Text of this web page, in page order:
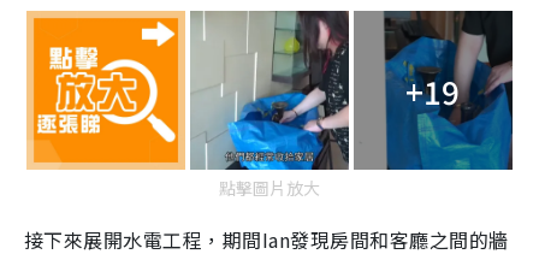
+19
點擊圖片放大
接下來展開水電工程，期間Ian發現房間和客廳之間的牆